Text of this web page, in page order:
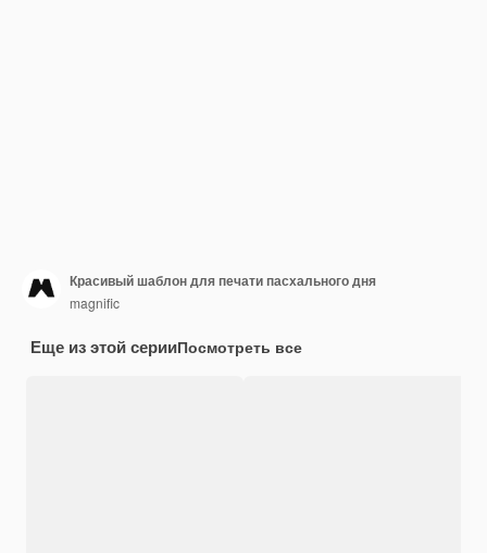
Красивый шаблон для печати пасхального дня
magnific
Еще из этой серииПосмотреть все